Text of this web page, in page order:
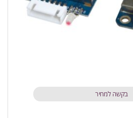
בקשה למחיר